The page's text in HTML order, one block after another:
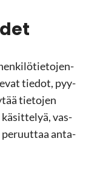
hen­ki­lö­tie­to­jen­
tie­dot, pyy­
tie­to­jen
vas­
pe­ruut­taa an­ta­